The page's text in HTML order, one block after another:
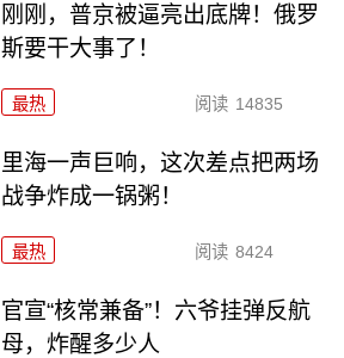
刚刚，普京被逼亮出底牌！俄罗
斯要干大事了！
最热 阅读 14835
里海一声巨响，这次差点把两场
战争炸成一锅粥！
最热 阅读 8424
官宣“核常兼备”！六爷挂弹反航
母，炸醒多少人